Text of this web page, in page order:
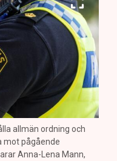
allmän ordning och
mot pågående
Anna-Lena Mann,